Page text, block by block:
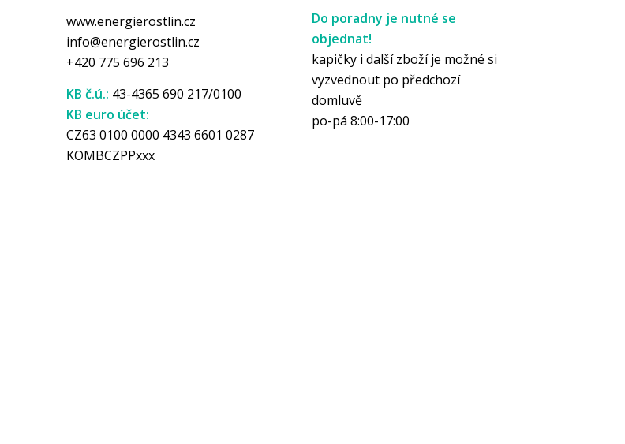
www.energierostlin.cz
info@energierostlin.cz
+420 775 696 213
KB č.ú.: 43-4365 690 217/0100
KB euro účet:
CZ63 0100 0000 4343 6601 0287
KOMBCZPPxxx
Do poradny je nutné se
objednat!
kapičky i další zboží je možné si
vyzvednout po předchozí
domluvě
po-pá 8:00-17:00